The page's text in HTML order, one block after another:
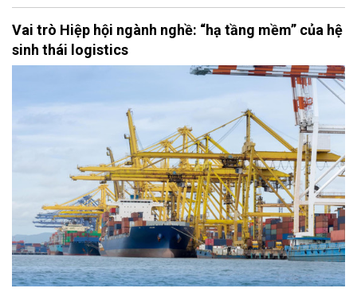
Vai trò Hiệp hội ngành nghề: “hạ tầng mềm” của hệ
sinh thái logistics